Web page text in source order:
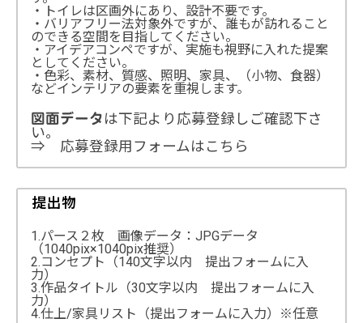
・トイレは区画外にあり、設計不要です。
・バリアフリー法対象外ですが、誰もが訪れること
のできる空間を目指してください。
・アイデアコンペですが、実施も視野に入れた提案
としてください。
・色彩、素材、質感、照明、家具、（小物、食器）
などインテリアの要素を重視します。
図面データ は下記より応募登録しご確認下さ
い。
⇒ 応募登録用フォームはこちら
提出物
1.パース２枚 画像データ：JPGデータ
（1040pix×1040pix推奨）
2.コンセプト（140文字以内 提出フォームに入
力）
3.作品タイトル（30文字以内 提出フォームに入
力）
4.仕上/家具リスト（提出フォームに入力）※任意